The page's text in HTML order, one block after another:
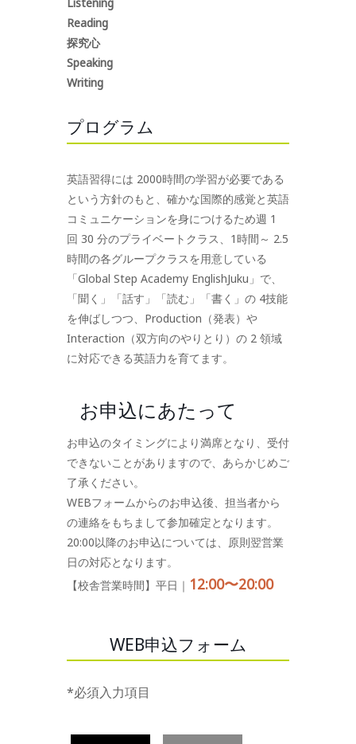
Reading
探究心
Speaking
Writing
プログラム
英語習得には 2000時間の学習が必要である
という方針のもと、確かな国際的感覚と英語
コミュニケーションを身につけるため週 1
回 30 分のプライベートクラス、1時間～ 2.5
時間の各グループクラスを用意している
「Global Step Academy EnglishJuku」で、
「聞く」「話す」「読む」「書く」の 4技能
を伸ばしつつ、Production（発表）や
Interaction（双方向のやりとり）の 2 領域
に対応できる英語力を育てます。
お申込にあたって
お申込のタイミングにより満席となり、受付
できないことがありますので、あらかじめご
了承ください。
WEBフォームからのお申込後、担当者から
の連絡をもちまして参加確定となります。
20:00以降のお申込については、原則翌営業
日の対応となります。
【校舎営業時間】平日｜ 12:00〜20:00
WEB申込フォーム
*必須入力項目